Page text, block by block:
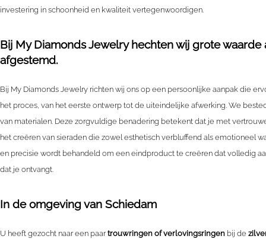
investering in schoonheid en kwaliteit vertegenwoordigen.
Bij My Diamonds Jewelry hechten wij grote
afgestemd.
Bij My Diamonds Jewelry richten wij ons op een persoonlijke aanpak die
het proces, van het eerste ontwerp tot de uiteindelijke afwerking. We
van materialen. Deze zorgvuldige benadering betekent dat je met
het creëren van sieraden die zowel esthetisch verbluffend als emotioneel
en precisie wordt behandeld om een eindproduct te creëren dat volledig
dat je ontvangt.
In de omgeving van Schiedam
U heeft gezocht naar een paartrouwringen of verlovingsringen bij de